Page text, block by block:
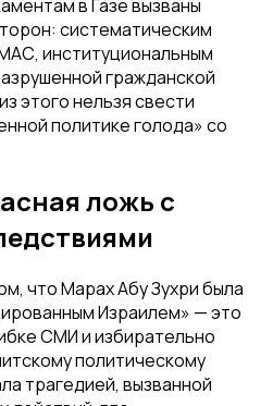
в Газе вызваны
систематическим
институциональным
гражданской
этого нельзя свести
политике голода» со
ложь с
что Марах Абу Зухри была
Израилем» — это
СМИ и избирательно
политическому
трагедией, вызванной